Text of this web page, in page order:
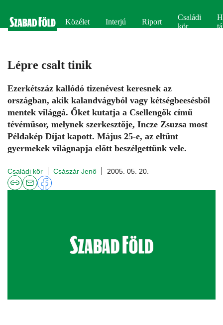
Közélet Interjú Riport
Családi
kör
Lépre csalt tinik
Ezerkétszáz kallódó tizenévest keresnek az
országban, akik kalandvágyból vagy kétségbeesésből
mentek világgá. Őket kutatja a Csellengők című
tévéműsor, melynek szerkesztője, Incze Zsuzsa most
Példakép Díjat kapott. Május 25-e, az eltűnt
gyermekek világnapja előtt beszélgettünk vele.
Családi kör Császár Jenő 2005. 05. 20.